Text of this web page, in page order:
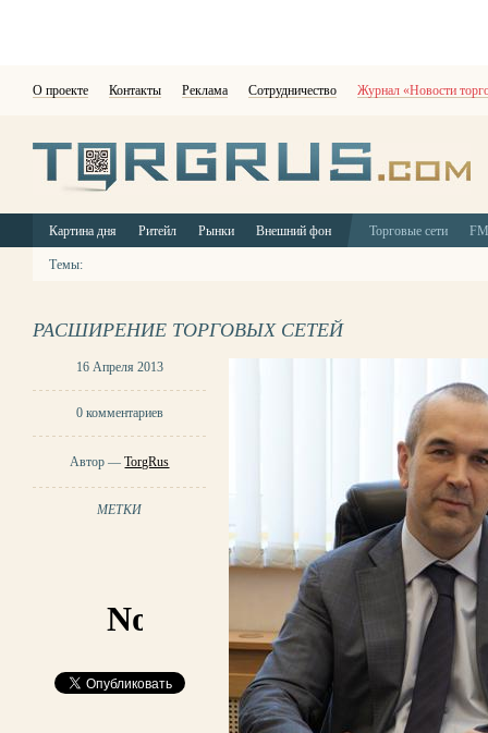
О проекте Контакты Реклама Сотрудничество Журнал «Новости
Картина дня Ритейл Рынки Внешний фон Торговые сети
Темы:
РАСШИРЕНИЕ ТОРГОВЫХ СЕТЕЙ
16 Апреля 2013
0 комментариев
Автор —TorgRus
МЕТКИ